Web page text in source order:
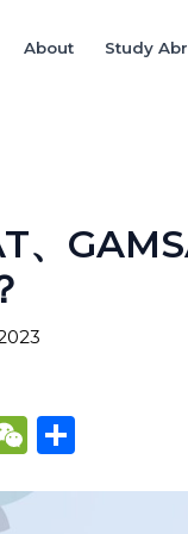
About Study
、
a
W
C